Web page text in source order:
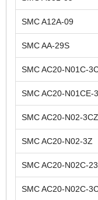
SMC A12A-09
SMC AA-29S
SMC AC20-N01C-
SMC AC20-N01CE-
SMC AC20-N02-3CZ
SMC AC20-N02-3Z
SMC AC20-N02C-
SMC AC20-N02C-